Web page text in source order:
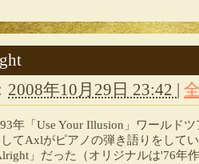
2008年10月29日 23:42
年「Use Your Illusion」ワールド
てAxlがピアノの弾き語りをして
」だった（オリジナルは'76年